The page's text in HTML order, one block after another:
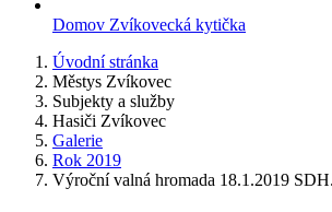
Domov Zvíkovecká kytička
Úvodní stránka
Městys Zvíkovec
Subjekty a služby
Hasiči Zvíkovec
Galerie
Rok 2019
Výroční valná hromada 18.1.2019